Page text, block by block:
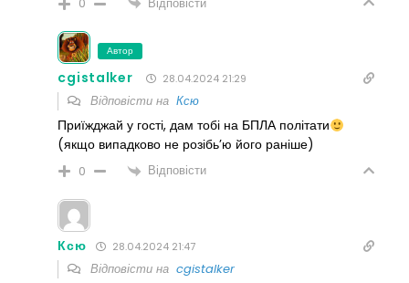
Автор
cgistalker 28.04.2024 21:29
Відповісти наКсю
Приїжджай у гості, дам тобі на БПЛА політати
(якщо випадково не розібь’ю його раніше)
0
Відповісти
Ксю 28.04.2024 21:47
Відповісти наcgistalker